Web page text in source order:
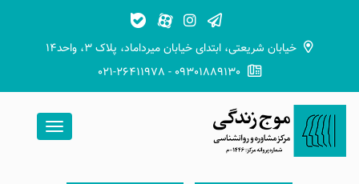
خیابان شریعتی، ابتدای خیابان میرداماد، پلاک ۳، واحد۱۴
021-26411978 - 09301889130